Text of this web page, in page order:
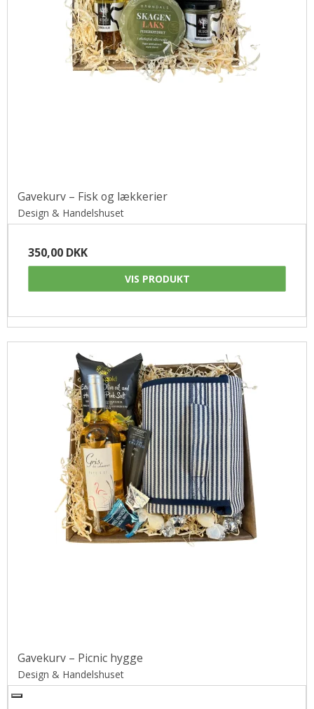
Gavekurv – Fisk og lækkerier
Design & Handelshuset
350,00 DKK
VIS PRODUKT
Gavekurv – Picnic hygge
Design & Handelshuset